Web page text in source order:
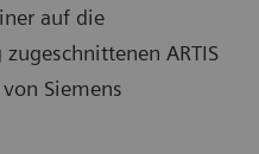
auf die
ARTIS
Siemens